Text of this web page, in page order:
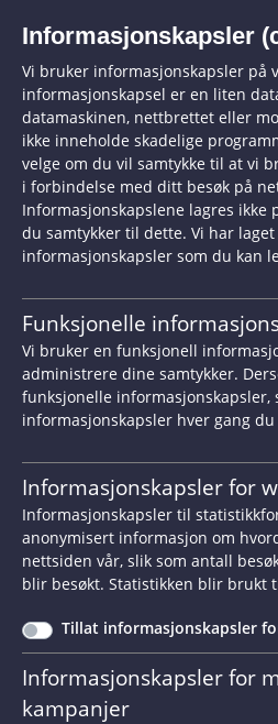
Informasjonskapsler
Vi bruker informasjonskapsler på
informasjonskapsel er en liten
datamaskinen, nettbrettet eller
ikke inneholde skadelige
velge om du vil samtykke til at vi
i forbindelse med ditt besøk på
Informasjonskapslene lagres
du samtykker til dette. Vi har
informasjonskapsler som du kan
Funksjonelle
Vi bruker en funksjonell
administrere dine samtykker.
funksjonelle
informasjonskapsler hver gang
Informasjonskapsler for
Informasjonskapsler til
anonymisert informasjon om
nettsiden vår, slik som antall
blir besøkt. Statistikken blir brukt
Tillat informasjonskapsler
Informasjonskapsler for
kampanjer
Klagesak 22/91
Klage mottatt
Status
Samfunnsområde
Kjønn
Dato avsluttet
Grunnlag
Resultat
Bruddmåte
Spesielle forhold
Konsekvens brudd